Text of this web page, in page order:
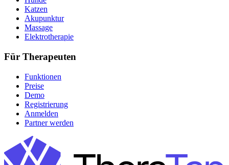
Katzen
Akupunktur
Massage
Elektrotherapie
Für Therapeuten
Funktionen
Preise
Demo
Registrierung
Anmelden
Partner werden